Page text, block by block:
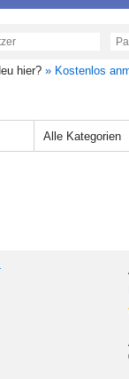
hier? » Kostenlos
Alle Kategorien